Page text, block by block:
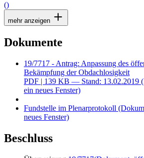
()
mehr anzeigen
Dokumente
19/7717 - Antrag: Anpassung des
Bekämpfung der Obdachlosigkeit
PDF | 139 KB — Stand: 13.02.2019
ein neues Fenster)
Fundstelle im Plenarprotokoll
neues Fenster)
Beschluss